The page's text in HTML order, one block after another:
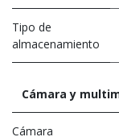
Tipo de
almacenamiento
Cámara y
Cámara